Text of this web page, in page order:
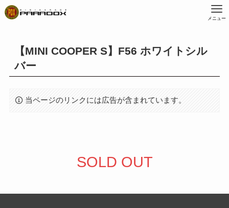
メニュー
【MINI COOPER S】F56 ホワイトシル
バー
当ページのリンクには広告が含まれています。
SOLD OUT